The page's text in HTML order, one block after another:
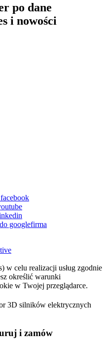
po dane
i nowości
googlefirma
w celu realizacji usług zgodnie
określić warunki
w Twojej przeglądarce.
3D silników elektrycznych
i zamów